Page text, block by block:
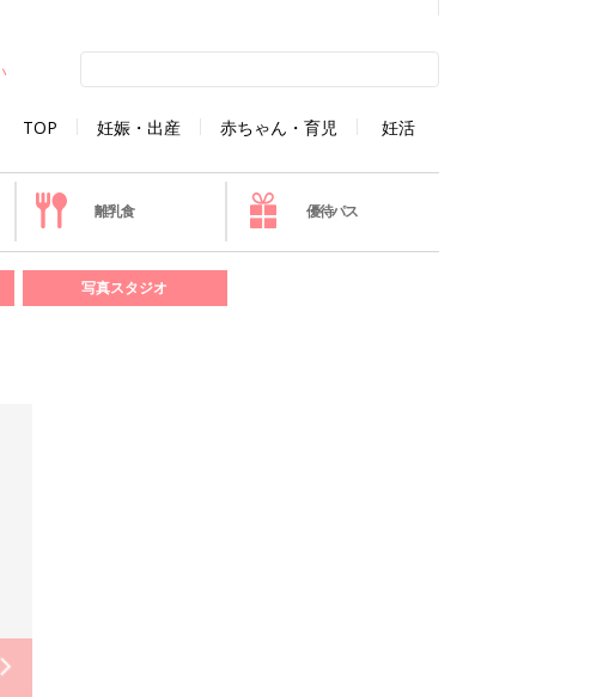
TOP 妊娠・出産 赤ちゃん・育児 妊活
離乳食 優待パス
写真スタジオ